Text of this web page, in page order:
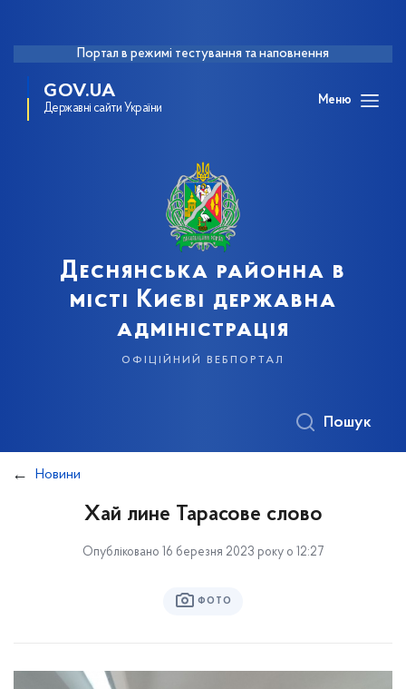
Портал в режимі тестування та наповнення
GOV.UA
Державні сайти України
Меню
Деснянська районна в
місті Києві державна
адміністрація
офіційний вебпортал
Пошук
Новини
Хай лине Тарасове слово
Опубліковано 16 березня 2023 року о 12:27
ФОТО